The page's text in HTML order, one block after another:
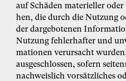
auf Schä­den ma­te­ri­el­ler
hen, die durch die Nut­zung
der dar­ge­bo­te­nen
Nut­zung feh­ler­haf­ter und
ma­tio­nen ver­ur­sacht
aus­ge­schlos­sen, so­fern
nach­weis­lich vor­sätz­li­ches